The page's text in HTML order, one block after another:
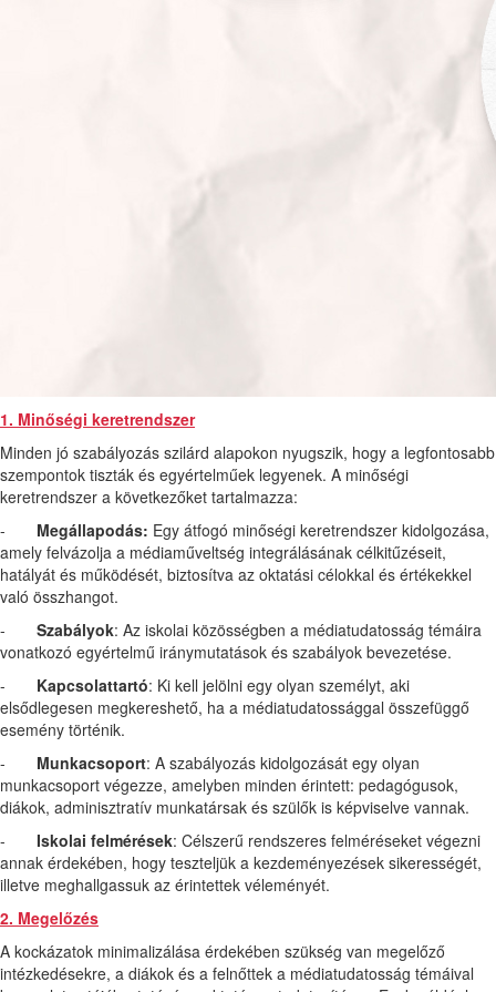
1. Minőségi keretrendszer
Minden jó szabályozás szilárd alapokon nyugszik, hogy a legfontosabb
szempontok tiszták és egyértelműek legyenek. A minőségi
keretrendszer a következőket tartalmazza:
- Megállapodás: Egy átfogó minőségi keretrendszer kidolgozása,
amely felvázolja a médiaműveltség integrálásának célkitűzéseit,
hatályát és működését, biztosítva az oktatási célokkal és értékekkel
való összhangot.
- Szabályok: Az iskolai közösségben a médiatudatosság témáira
vonatkozó egyértelmű iránymutatások és szabályok bevezetése.
- Kapcsolattartó: Ki kell jelölni egy olyan személyt, aki
elsődlegesen megkereshető, ha a médiatudatossággal összefüggő
esemény történik.
- Munkacsoport: A szabályozás kidolgozását egy olyan
munkacsoport végezze, amelyben minden érintett: pedagógusok,
diákok, adminisztratív munkatársak és szülők is képviselve vannak.
- Iskolai felmérések: Célszerű rendszeres felméréseket végezni
annak érdekében, hogy teszteljük a kezdeményezések sikerességét,
illetve meghallgassuk az érintettek véleményét.
2. Megelőzés
A kockázatok minimalizálása érdekében szükség van megelőző
intézkedésekre, a diákok és a felnőttek a médiatudatosság témáival